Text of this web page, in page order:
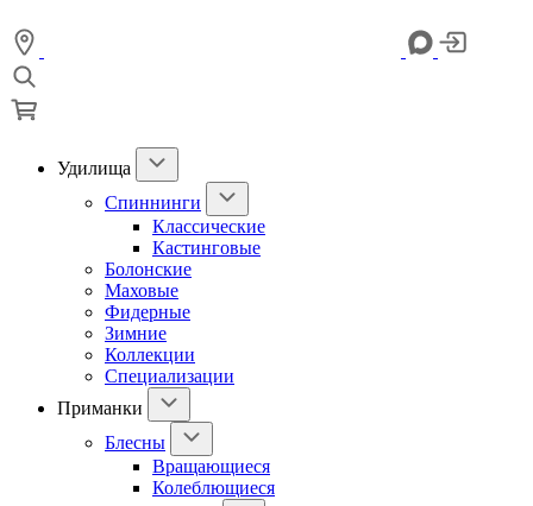
Удилища
Спиннинги
Классические
Кастинговые
Болонские
Маховые
Фидерные
Зимние
Коллекции
Специализации
Приманки
Блесны
Вращающиеся
Колеблющиеся